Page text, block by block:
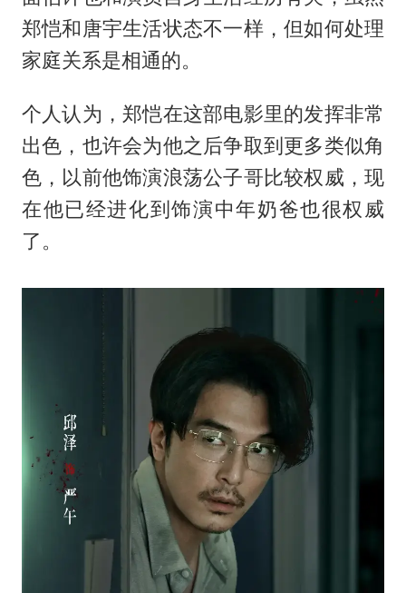
郑恺和唐宇生活状态不一样，但如何处理
家庭关系是相通的。
个人认为，郑恺在这部电影里的发挥非常
出色，也许会为他之后争取到更多类似角
色，以前他饰演浪荡公子哥比较权威，现
在他已经进化到饰演中年奶爸也很权威
了。